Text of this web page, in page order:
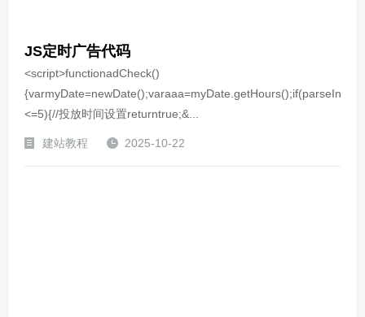
JS定时广告代码
<script>functionadCheck()
<=5){//投放时间设置returntrue;&...
建站教程 2025-10-22